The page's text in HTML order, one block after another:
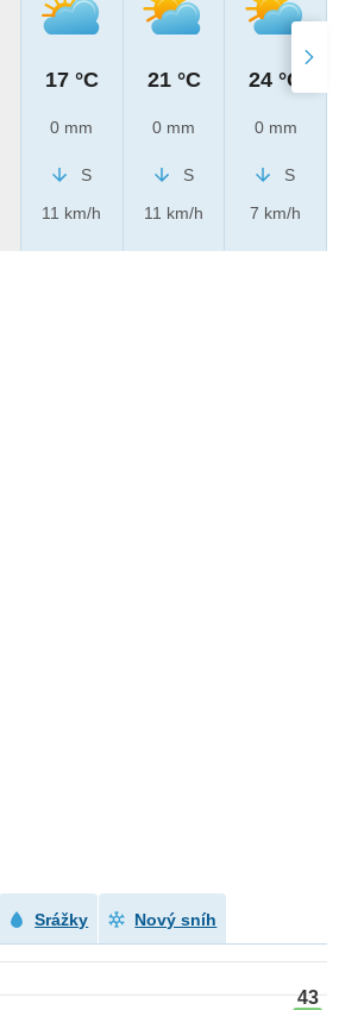
17 °C
0 mm
S
11 km/h
21 °C
0 mm
S
11 km/h
24 °C
0 mm
S
7 km/h
Srážky Nový sníh
43